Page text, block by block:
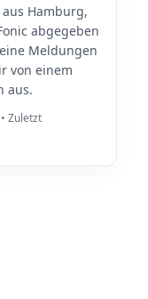
Hamburg,
abgegeben
Meldungen
von einem
aus.
Zuletzt